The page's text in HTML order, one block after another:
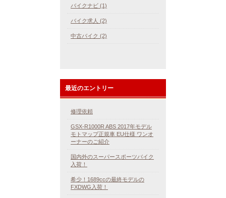
バイクナビ (1)
バイク求人 (2)
中古バイク (2)
最近のエントリー
修理依頼
GSX-R1000R ABS 2017年モデル
モトマップ正規車 EU仕様 ワンオ
ーナーのご紹介
国内外のスーパースポーツバイク
入荷！
希少！1689ccの最終モデルの
FXDWG入荷！